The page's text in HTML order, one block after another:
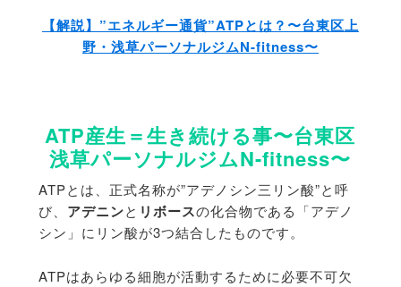
【解説】”エネルギー通貨”ATPとは？〜台東区上
野・浅草パーソナルジムN-fitness〜
ATP産生＝生き続ける事〜台東区
浅草パーソナルジムN-fitness〜
ATPとは、正式名称が”アデノシン三リン酸”と呼
び、 アデニンと リボースの化合物である「アデノ
シン」にリン酸が3つ結合したものです。
ATPはあらゆる細胞が活動するために必要不可欠